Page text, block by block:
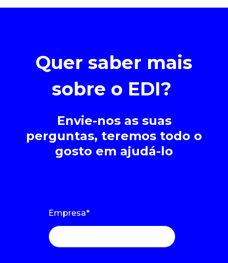
Quer saber mais
sobre o EDI?
Envie-nos as suas
perguntas, teremos todo o
gosto em ajudá-lo
Empresa*